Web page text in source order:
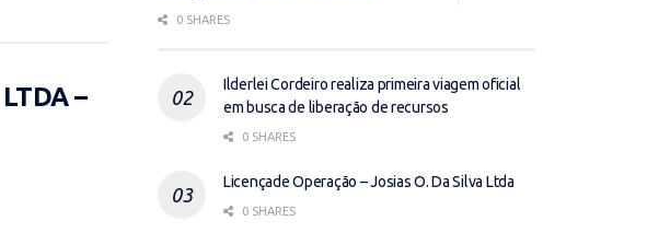
–
0 SHARES
Ilderlei Cordeiro realiza primeira viagem oficial
em busca de liberação de recursos
0 SHARES
Licençade Operação – Josias O. Da Silva Ltda
0 SHARES